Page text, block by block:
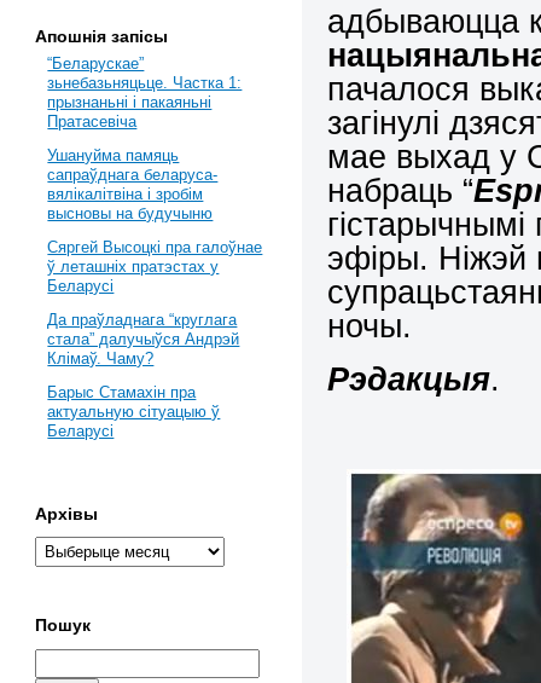
адбываюцца
пачалося
загінулі
мае выхад у
набраць “E
эфіры. Ніжэй
ночы.
Рэдакцыя.
Апошнія запісы
“Беларускае”
зьнебазьняцьце. Частка 1:
прызнаньні і пакаяньні
Пратасевіча
Ушануйма памяць
сапраўднага беларуса-
вялікалітвіна і зробім
высновы на будучыню
Сяргей Высоцкі пра галоўнае
ў леташніх пратэстах у
Беларусі
Да праўладнага “круглага
стала” далучыўся Андрэй
Клімаў. Чаму?
Барыс Стамахін пра
актуальную сітуацыю ў
Беларусі
Архівы
Пошук